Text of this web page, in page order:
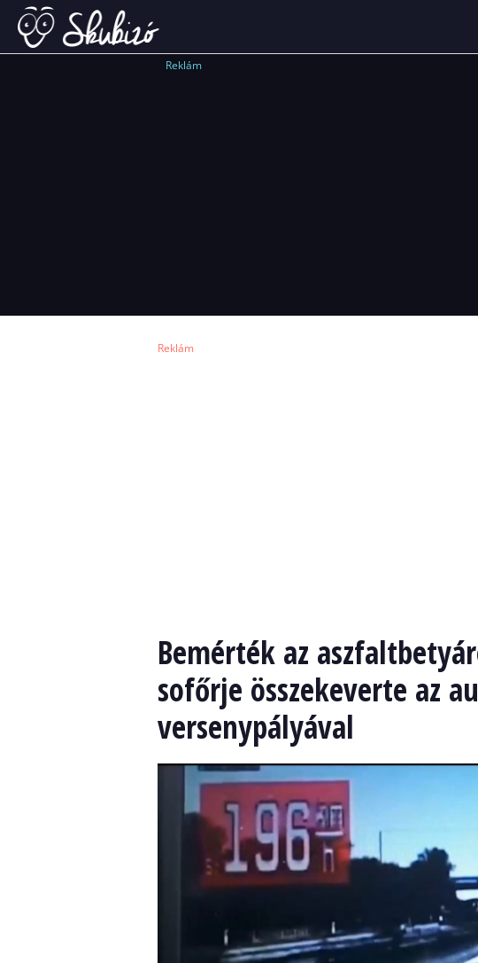
Reklám
Reklám
Bemérték az
sofőrje összekeverte az
versenypályával